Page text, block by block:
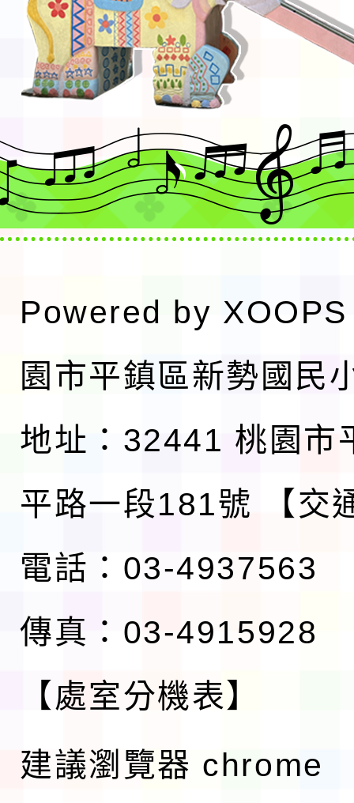
Powered by XOOPS
園市平鎮區新勢國民
地址：32441 桃園市
平路一段181號
【交
電話：03-4937563
傳真：03-4915928
【處室分機表】
建議瀏覽器 chrome